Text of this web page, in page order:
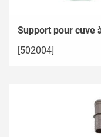
Support pour cuve
[502004]